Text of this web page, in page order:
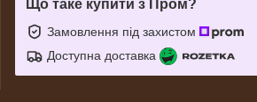
Що таке купити з Пром?
Замовлення під захистом
Доступна доставка